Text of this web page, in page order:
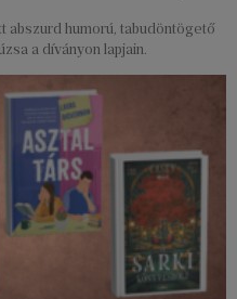
abszurd humorú, tabudöntögető
a díványon lapjain.